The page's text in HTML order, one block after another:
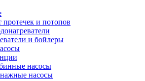
протечек и потопов
и бойлеры
насосы
насосы